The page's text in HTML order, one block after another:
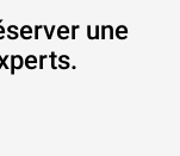
une